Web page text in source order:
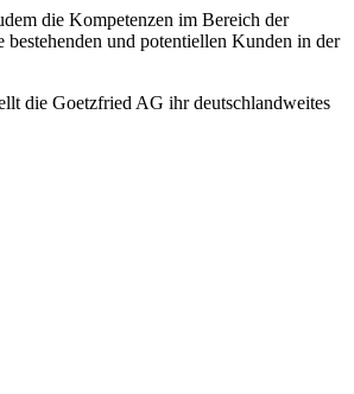
die Kompetenzen im Bereich der
und potentiellen Kunden in der
die Goetzfried AG ihr deutschlandweites